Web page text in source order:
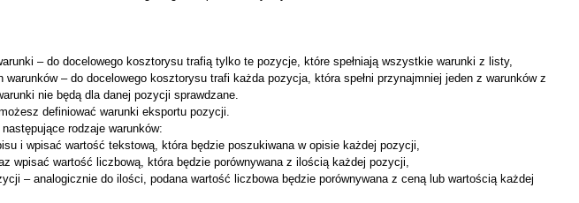
– do docelowego kosztorysu trafią tylko te pozycje, które spełniają wszystkie warunki z listy,
– do docelowego kosztorysu trafi każda pozycja, która spełni przynajmniej jeden z warunków z
nie będą dla danej pozycji sprawdzane.
definiować warunki eksportu pozycji.
rodzaje warunków:
i wpisać wartość tekstową, która będzie poszukiwana w opisie każdej pozycji,
wpisać wartość liczbową, która będzie porównywana z ilością każdej pozycji,
– analogicznie do ilości, podana wartość liczbowa będzie porównywana z ceną lub wartością każdej